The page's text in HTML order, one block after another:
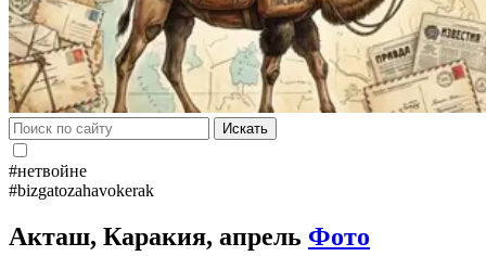
Искать
#нетвойне
#bizgatozahavokerak
Акташ, Каракия, апрель Фото